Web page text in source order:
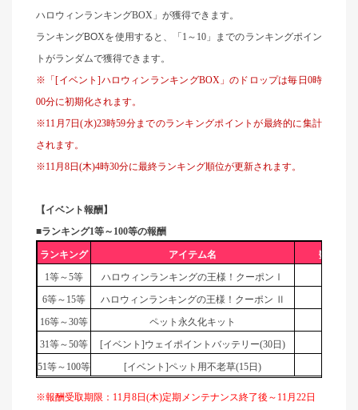
ハロウィンランキングBOX」が獲得できます。
ランキングBOXを使用すると、「1～10」までのランキングポイン
トがランダムで獲得できます。
※「[イベント]ハロウィンランキングBOX」のドロップは毎日0時
00分に初期化されます。
※11月7日(水)23時59分までのランキングポイントが最終的に集計
されます。
※11月8日(木)4時30分に最終ランキング順位が更新されます。
【イベント報酬】
■ランキング1等～100等の報酬
ランキング アイテム名
数量
1等～5等 ハロウィンランキングの王様！クーポンⅠ
6等～15等 ハロウィンランキングの王様！クーポン Ⅱ
16等～30等 ペット永久化キット
31等～50等 [イベント]ウェイポイントバッテリー(30日)
51等～100等 [イベント]ペット用不老草(15日)
※報酬受取期限：11月8日(木)定期メンテナンス終了後～11月22日